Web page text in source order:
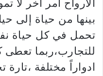
الارواح أمر آخر لا
بينها من حياة إلى
تحمل في كل حياة
للتجارب،ربما
ادواراً مختلفة